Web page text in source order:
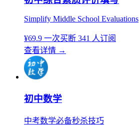
Simplify Middle School Evaluations
¥69.9 一次买断 341 人订阅
查看详情 →
初中数学
中考数学必备秒杀技巧